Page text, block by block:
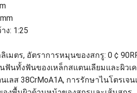
ง: 1:25
มตร, อัตราการหมุนของสกรู: 0 ¢
ฟันทั้งฟันของเหล็กสแตนเลียมและผิวเ
เลส 38CrMoA1A, การรักษาไนโตร